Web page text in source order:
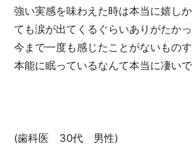
強い実感を味わえた時は本当に嬉し
ても涙が出てくるぐらいありがたかっ
今まで一度も感じたことがないもの
本能に眠っているなんて本当に凄いで
(歯科医 30代 男性)